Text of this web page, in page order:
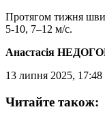
Протягом тижня
5-10, 7–12 м/с.
Анастасія
13 липня 2025, 17:48
Читайте також: